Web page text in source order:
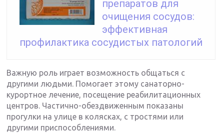
препаратов для
очищения сосудов:
эффективная
профилактика сосудистых патологий
Важную роль играет возможность общаться с
другими людьми. Помогает этому санаторно-
курортное лечение, посещение реабилитационных
центров. Частично-обездвиженным показаны
прогулки на улице в колясках, с тростями или
другими приспособлениями.